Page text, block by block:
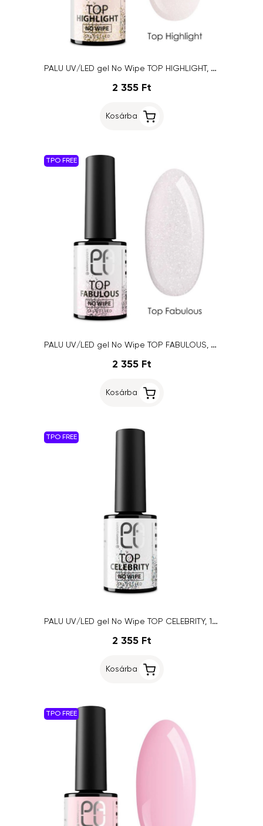
PALU UV/LED gel No Wipe TOP HIGHLIGHT, 11g
2 355 Ft
Kosárba
TPO FREE
PALU UV/LED gel No Wipe TOP FABULOUS, 11g
2 355 Ft
Kosárba
TPO FREE
PALU UV/LED gel No Wipe TOP CELEBRITY, 11g
2 355 Ft
Kosárba
TPO FREE